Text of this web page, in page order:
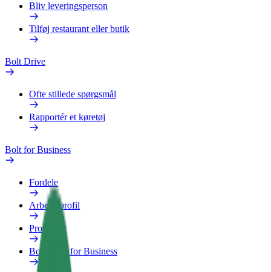
Bliv leveringsperson
Tilføj restaurant eller butik
Bolt Drive
Ofte stillede spørgsmål
Rapportér et køretøj
Bolt for Business
Fordele
Arbejdsprofil
Produkter
Bolt Food for Business